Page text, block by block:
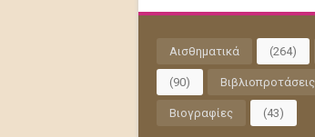
Αισθηματικά (264)
(90) Βιβλιοπροτάσεις
Βιογραφίες (43)